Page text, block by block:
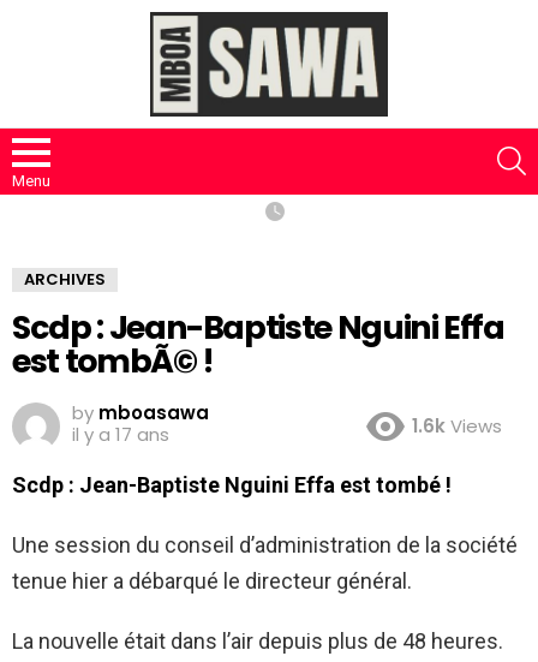
Menu
ARCHIVES
Scdp : Jean-Baptiste Nguini Effa
est tombÃ© !
by mboasawa
il y a 17 ans
1.6kViews
Scdp : Jean-Baptiste Nguini Effa est tombé !
Une session du conseil d’administration de la société
tenue hier a débarqué le directeur général.
La nouvelle était dans l’air depuis plus de 48 heures.